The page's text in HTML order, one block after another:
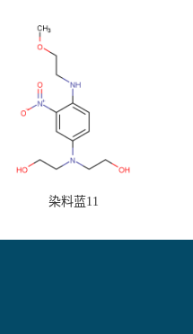
染料蓝11